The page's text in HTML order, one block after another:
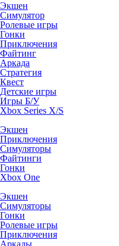
Экшен
Симулятор
Ролевые игры
Гонки
Приключения
Файтинг
Аркада
Стратегия
Квест
Детские игры
Игры Б/У
Xbox Series X/S
Экшен
Приключения
Симуляторы
Файтинги
Гонки
Xbox One
Экшен
Симуляторы
Гонки
Ролевые игры
Приключения
Аркады